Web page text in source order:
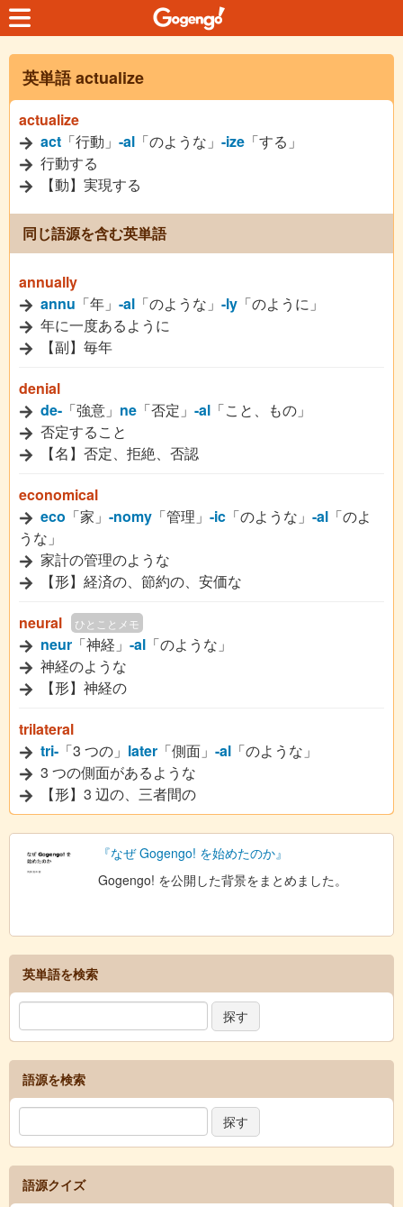
英単語 actualize
actualize
act 「行動」 -al 「のような」 -ize 「する」
行動する
【動】実現する
同じ語源を含む英単語
annually
annu 「年」 -al 「のような」 -ly 「のように」
年に一度あるように
【副】毎年
denial
de- 「強意」 ne 「否定」 -al 「こと、もの」
否定すること
【名】否定、拒絶、否認
economical
eco 「家」 -nomy 「管理」 -ic 「のような」 -al 「のよ
うな」
家計の管理のような
【形】経済の、節約の、安価な
neural
ひとことメモ
neur 「神経」 -al 「のような」
神経のような
【形】神経の
trilateral
tri- 「3 つの」 later 「側面」 -al 「のような」
3 つの側面があるような
【形】3 辺の、三者間の
『なぜ Gogengo! を始めたのか』
Gogengo! を公開した背景をまとめました。
英単語を検索
語源を検索
語源クイズ